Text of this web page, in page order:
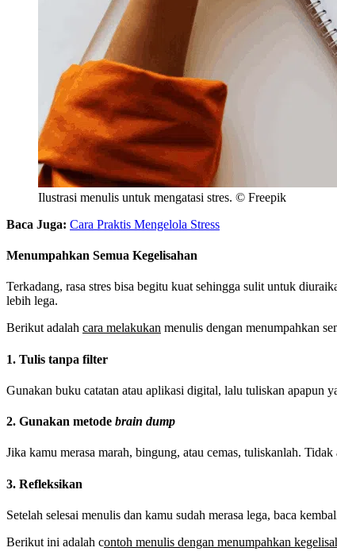
Ilustrasi menulis untuk mengatasi stres. © Freepik
Baca Juga: Cara Praktis Mengelola Stress
Menumpahkan Semua Kegelisahan
Terkadang, rasa stres bisa begitu kuat sehingga sulit untuk
lebih lega.
Berikut adalah cara melakukan menulis dengan menumpahkan
1. Tulis tanpa filter
Gunakan buku catatan atau aplikasi digital, lalu tuliskan apapun
2. Gunakan metode brain dump
Jika kamu merasa marah, bingung, atau cemas, tuliskanlah. Tidak
3. Refleksikan
Setelah selesai menulis dan kamu sudah merasa lega, baca
Berikut ini adalah contoh menulis dengan menumpahkan